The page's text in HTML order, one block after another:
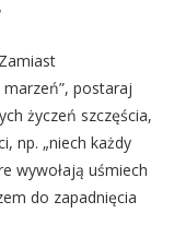
marzeń”, postaraj
życzeń szczęścia,
np. „niech każdy
wywołają uśmiech
do zapadnięcia